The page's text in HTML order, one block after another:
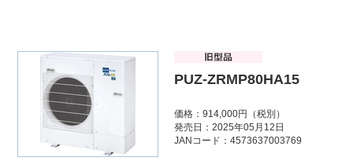
PUZ-ZRMP80HA15
価格：914,000円（税別）
発売日：2025年05月12日
JANコード：4573637003769